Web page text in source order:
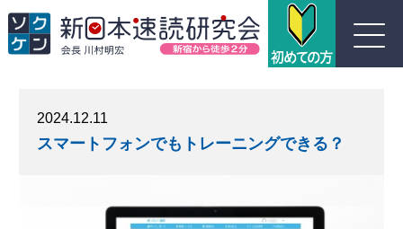
コース紹介
2024.12.11
スマートフォンでもトレーニングできる？